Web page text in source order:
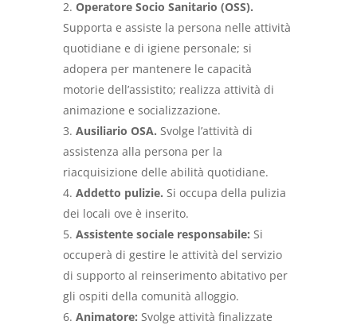
Operatore Socio Sanitario (OSS).
Supporta e assiste la persona nelle attività
quotidiane e di igiene personale; si
adopera per mantenere le capacità
motorie dell’assistito; realizza attività di
animazione e socializzazione.
Ausiliario OSA. Svolge l’attività di
assistenza alla persona per la
riacquisizione delle abilità quotidiane.
Addetto pulizie. Si occupa della pulizia
dei locali ove è inserito.
Assistente sociale responsabile: Si
occuperà di gestire le attività del servizio
di supporto al reinserimento abitativo per
gli ospiti della comunità alloggio.
Animatore: Svolge attività finalizzate